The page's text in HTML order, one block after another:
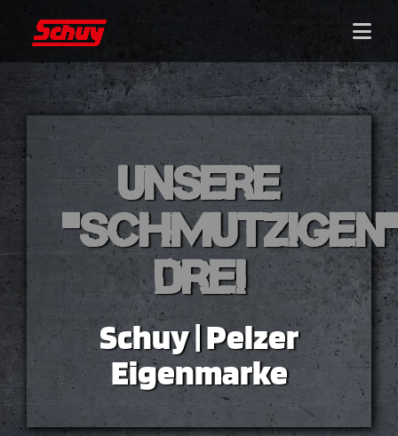
Unsere
Drei
Schuy | Pelzer
Eigenmarke